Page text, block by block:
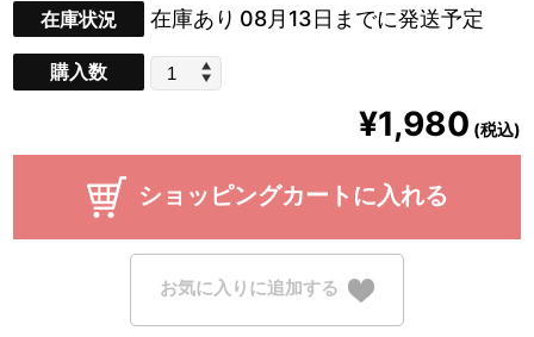
在庫状況 在庫あり 08月13日までに発送予定
購入数
¥1,980 (税込)
ショッピングカートに入れる
お気に入りに追加する